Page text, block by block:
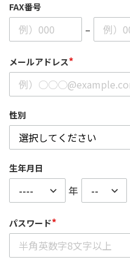
FAX番号
–
メールアドレス*
性別
生年月日
年
パスワード*